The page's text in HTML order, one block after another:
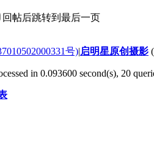
回帖后跳转到最后一页
号)|启明星原创摄影
in 0.093600 second(s), 20